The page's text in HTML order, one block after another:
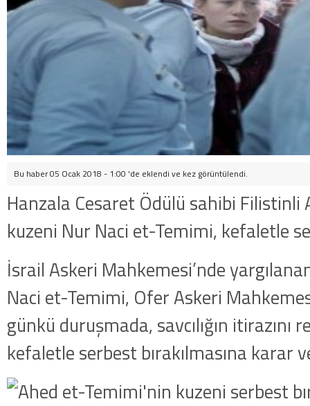
Bu haber 05 Ocak 2018 - 1:00 'de eklendi ve kez görüntülendi.
Hanzala Cesaret Ödülü sahibi Filistinli
kuzeni Nur Naci et-Temimi, kefaletle
İsrail Askeri Mahkemesi’nde
Naci et-Temimi, Ofer Askeri
günkü duruşmada, savcılığın itirazını
kefaletle serbest bırakılmasına karar